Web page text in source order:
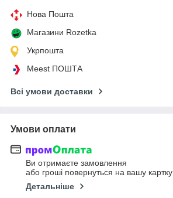
Нова Пошта
Магазини Rozetka
Укрпошта
Meest ПОШТА
Всі умови доставки
Умови оплати
Ви отримаєте замовлення
або гроші повернуться на вашу картку
Детальніше